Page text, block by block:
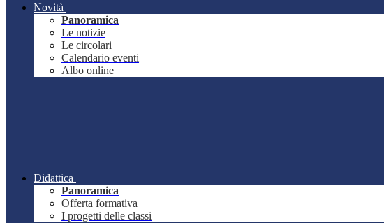
Novità
Panoramica
Le notizie
Le circolari
Calendario eventi
Albo online
Didattica
Panoramica
Offerta formativa
I progetti delle classi